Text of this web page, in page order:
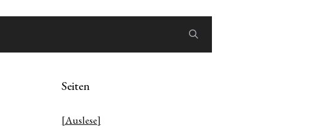
Seiten
[Auslese]